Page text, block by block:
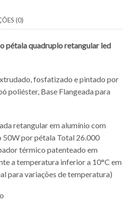
(0)
pétala quadruplo retangular led
fosfatizado e pintado por
poliéster, Base Flangeada para
retangular em alumínio com
50W por pétala Total 26.000
térmico patenteado em
a temperatura inferior a 10°C em
para variações de temperatura)